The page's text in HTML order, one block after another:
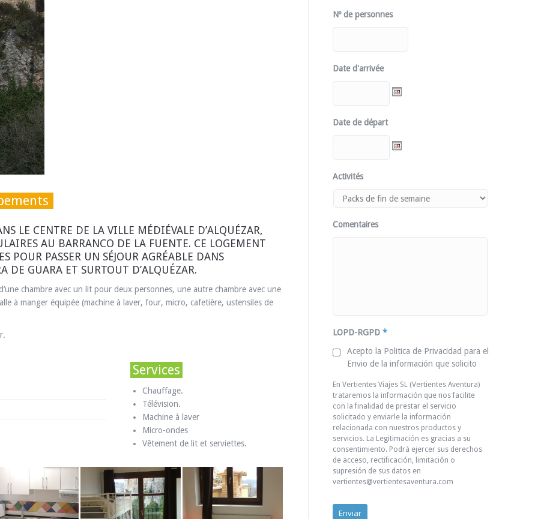
LE CENTRE DE LA VILLE MÉDIÉVALE D’ALQUÉZAR,
AU BARRANCO DE LA FUENTE. CE LOGEMENT
POUR PASSER UN SÉJOUR AGRÉABLE DANS
DE GUARA ET SURTOUT D’ALQUÉZAR.
chambre avec un lit pour deux personnes, une autre chambre avec une
à manger équipée (machine à laver, four, micro, cafetière, ustensiles de
Services
Chauffage.
Télévision.
Machine à laver
Micro-ondes
Vêtement de lit et serviettes.
Nº de personnes
Date d'arrivée
Date de départ
Activités
Comentaires
LOPD-RGPD *
Acepto la Politica de Privacidad para el
Envio de la información que solicito
En Vertientes Viajes SL (Vertientes Aventura)
trataremos la información que nos facilite
con la finalidad de prestar el servicio
solicitado y enviarle la información
relacionada con nuestros productos y
servicios. La Legitimación es gracias a su
consentimiento. Podrá ejercer sus derechos
de acceso, rectificación, limitación o
supresión de sus datos en
vertientes@vertientesaventura.com